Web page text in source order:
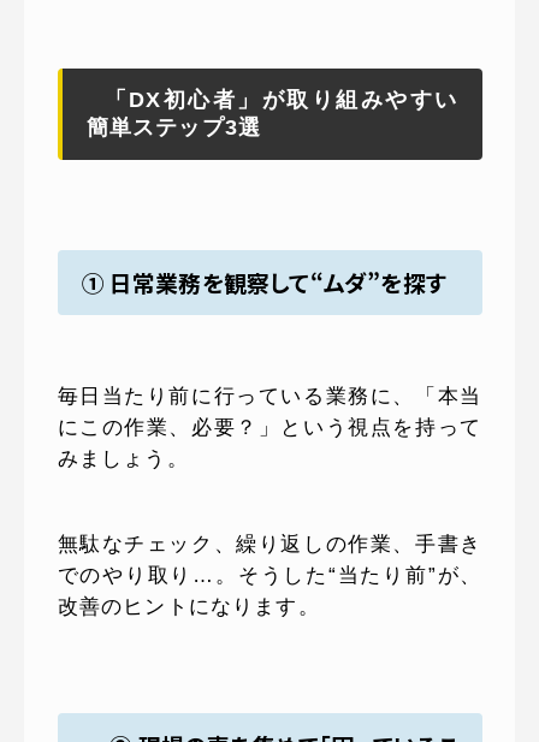
「DX初心者」が取り組みやすい
簡単ステップ3選
① 日常業務を観察して“ムダ”を探す
毎日当たり前に行っている業務に、「本当
にこの作業、必要？」という視点を持って
みましょう。
無駄なチェック、繰り返しの作業、手書き
でのやり取り…。そうした“当たり前”が、
改善のヒントになります。